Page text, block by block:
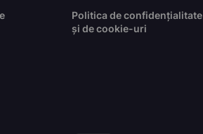
Politica de confidențialitate
și de cookie-uri